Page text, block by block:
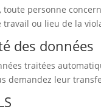
toute personne
ou lieu de la
des données
traitées
demandez leur